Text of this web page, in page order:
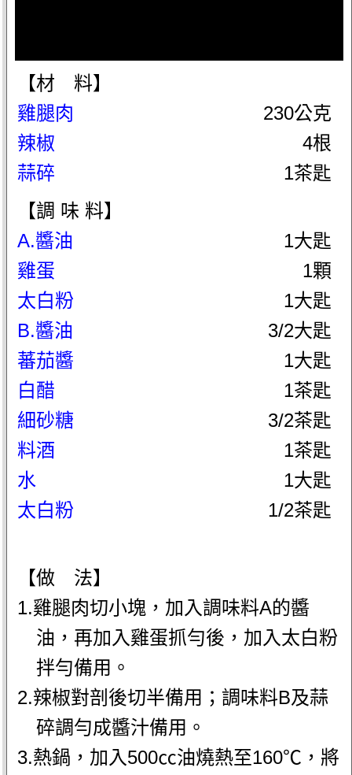
【材 料】
雞腿肉
230公克
辣椒
4根
蒜碎
1茶匙
【調 味 料】
A.醬油
1大匙
雞蛋
1顆
太白粉
1大匙
B.醬油
3/2大匙
蕃茄醬
1大匙
白醋
1茶匙
細砂糖
3/2茶匙
料酒
1茶匙
水
1大匙
太白粉
1/2茶匙
【做 法】
1.雞腿肉切小塊，加入調味料A的醬
油，再加入雞蛋抓勻後，加入太白粉
拌勻備用。
2.辣椒對剖後切半備用；調味料B及蒜
碎調勻成醬汁備用。
3.熱鍋，加入500㏄油燒熱至160℃，將